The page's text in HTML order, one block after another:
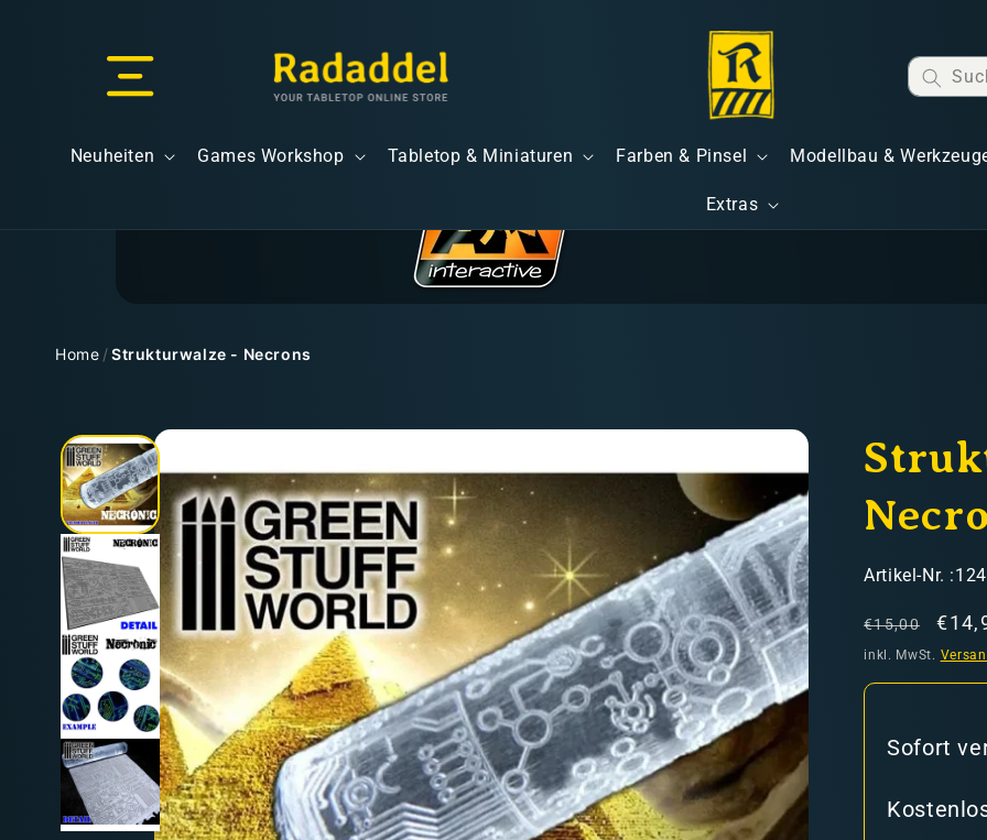
Neuheiten Games Workshop Tabletop & Miniaturen Farben & Pinsel Modellbau &
Extras
Home /Strukturwalze - Necrons
Zu
Produktinformationen
springen
SKU:
Artikel-Nr.
Normaler
Preis
€15,00
inkl. MwSt.
Sofort
Kostenloser Versand
Deutschland: ab69 €
Österreich & EU: ab200 €
Schweiz: ab350 €
Nicht-EU: kein kostenloser Versand
Lieferungen in Nicht-EU-Länder (z. B. Schweiz)
nicht im Kaufpreis oder in den Versandkosten